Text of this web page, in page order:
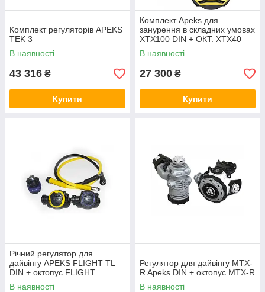
Комплект регуляторів APEKS
TEK 3
В наявності
43 316 ₴
Купити
Комплект Apeks для
занурення в складних умовах
XTX100 DIN + ОКТ. XTX40
В наявності
27 300 ₴
Купити
Річний регулятор для
дайвінгу APEKS FLIGHT TL
DIN + октопус FLIGHT
В наявності
Регулятор для дайвінгу MTX-
R Apeks DIN + октопус MTX-R
В наявності